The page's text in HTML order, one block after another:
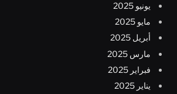
يونيو 2025
مايو 2025
أبريل 2025
مارس 2025
فبراير 2025
يناير 2025